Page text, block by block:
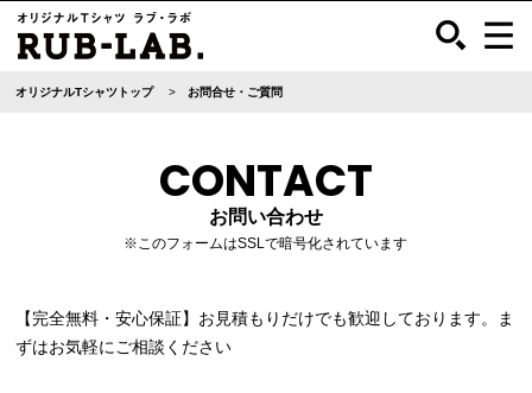
オリジナルTシャツトップ お問合せ・ご質問
CONTACT
お問い合わせ
※このフォームはSSLで暗号化されています
【完全無料・安心保証】お見積もりだけでも歓迎しております。ま
ずはお気軽にご相談ください